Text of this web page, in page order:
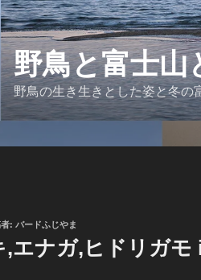
野鳥と富士山
野鳥の生き生きとした姿と冬の
: バードふじやま
,エナガ,ヒドリガモ